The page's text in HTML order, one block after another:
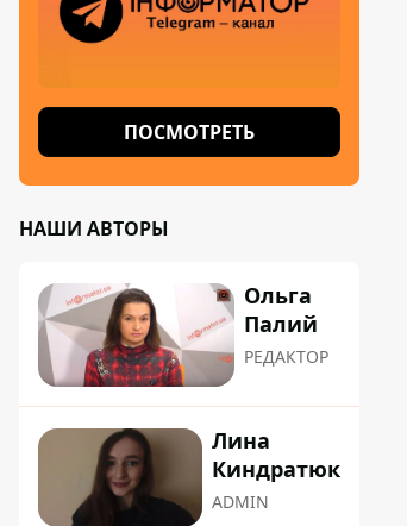
ПОСМОТРЕТЬ
НАШИ АВТОРЫ
Ольга
Палий
РЕДАКТОР
Лина
Киндратюк
ADMIN